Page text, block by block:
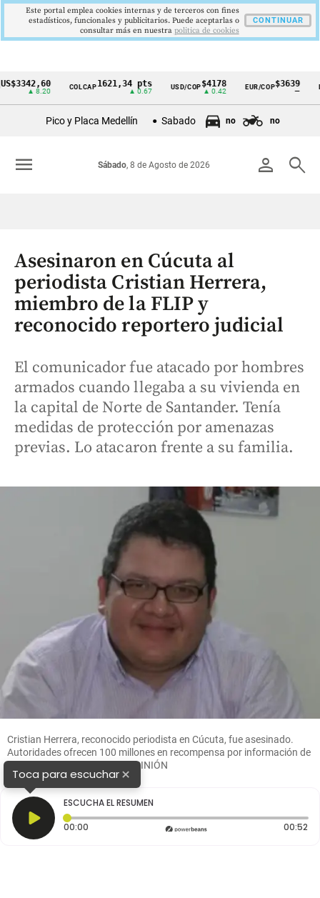
Cintillo
Colombia
▲ 8.20
COLCAP 1621,34 pts
▲ 0.67
USD/COP$4178
▲ 0.42
EUR/COP$3639
Pico y Placa Medellín Sabado no no
person search
Sábado, 8 de Agosto de 2026
menu
Asesinaron en Cúcuta al
periodista Cristian Herrera,
miembro de la FLIP y
reconocido reportero judicial
El comunicador fue atacado por hombres
armados cuando llegaba a su vivienda en
la capital de Norte de Santander. Tenía
medidas de protección por amenazas
previas. Lo atacaron frente a su familia.
Cristian Herrera, reconocido periodista en Cúcuta, fue asesinado.
Autoridades ofrecen 100 millones en recompensa por información de
los delincuentes. FOTO: LA OPINIÓN
Toca para escuchar×
ESCUCHA EL RESUMEN
00:00 Tiempo transcurrido: 0 segundos 00:52
Este portal emplea cookies internas y de terceros con fines
estadísticos, funcionales y publicitarios. Puede aceptarlas o
consultar más en nuestra politica de cookies
CONTINUAR